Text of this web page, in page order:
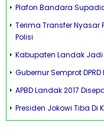
Plafon Bandara
Terima Transfer Nyasar
Polisi
Kabupaten Landak
Gubernur Semprot
APBD Landak 2017
Presiden Jokowi Tiba Di